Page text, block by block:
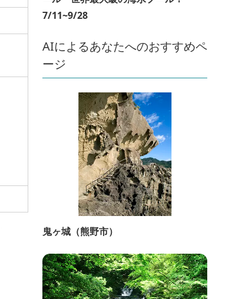
7/11~9/28
AIによるあなたへのおすすめペ
ージ
鬼ヶ城（熊野市）